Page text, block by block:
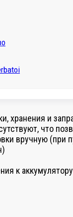
хранения и
что
вручную
к аккумулятору